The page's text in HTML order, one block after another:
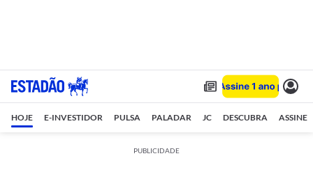
HOJE E-INVESTIDOR PULSA PALADAR JC DESCUBRA ASSINE
PUBLICIDADE